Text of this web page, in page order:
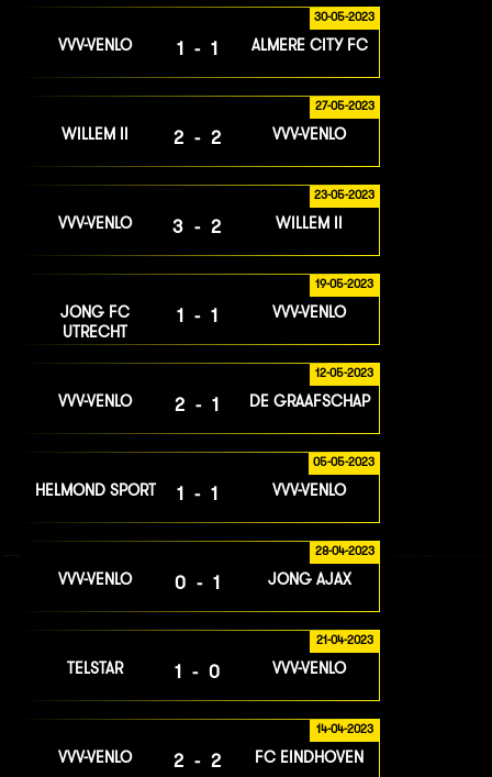
30-05-2023
VVV-VENLO 1-1 ALMERE CITY FC
27-05-2023
WILLEM II 2-2 VVV-VENLO
23-05-2023
VVV-VENLO 3-2 WILLEM II
19-05-2023
JONG FC
UTRECHT
1-1 VVV-VENLO
12-05-2023
VVV-VENLO 2-1 DE GRAAFSCHAP
05-05-2023
HELMOND SPORT 1-1 VVV-VENLO
28-04-2023
VVV-VENLO 0-1 JONG AJAX
21-04-2023
TELSTAR 1-0 VVV-VENLO
14-04-2023
VVV-VENLO 2-2 FC EINDHOVEN